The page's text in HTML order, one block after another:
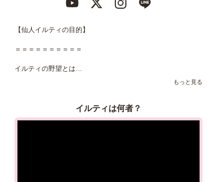
【仙人イルティの目的】
＝＝＝＝＝＝＝＝＝＝
イルティの野望とは…
そして『革命』を起こしたい。。。
もっと見る
イルティは何者？